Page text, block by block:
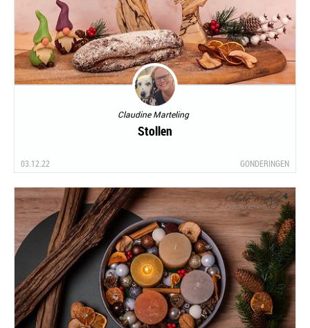
Claudine Marteling
Stollen
03.12.22 GONDERINGEN